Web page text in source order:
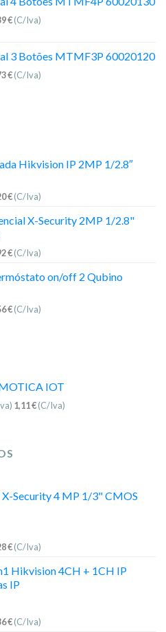
€(C/Iva)
3 Botões MTMF3P 60020120
€(C/Iva)
Hikvision IP 2MP 1/2.8″
€(C/Iva)
X-Security 2MP 1/2.8"
€(C/Iva)
on/off 2 Qubino
€(C/Iva)
IOT
1,11€(C/Iva)
Security 4 MP 1/3" CMOS
€(C/Iva)
Hikvision 4CH + 1CH IP
IP
€(C/Iva)